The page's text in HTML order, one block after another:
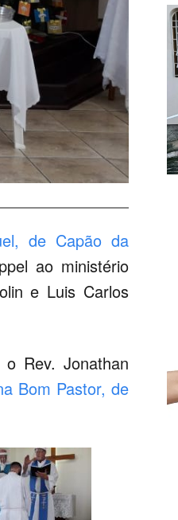
de Capão da
ao ministério
e Luis Carlos
Rev. Jonathan
Bom Pastor, de